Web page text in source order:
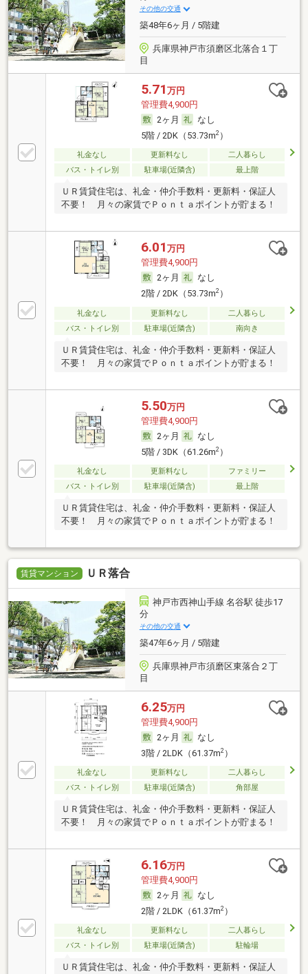
その他の交通
築48年6ヶ月 / 5階建
兵庫県神戸市須磨区北落合１丁
目
5.71 万円
管理費4,900円
2ヶ月
なし
5階 / 2DK（53.73m2）
礼金なし 更新料なし
二人暮らし
バス・トイレ別
駐車場(近隣含) 最上階
ＵＲ賃貸住宅は、礼金・仲介手数料・更新料・保証人
不要！ 月々の家賃でＰｏｎｔａポイントが貯まる！
6.01 万円
管理費4,900円
2ヶ月
なし
2階 / 2DK（53.73m2）
礼金なし 更新料なし
二人暮らし
バス・トイレ別
駐車場(近隣含) 南向き
ＵＲ賃貸住宅は、礼金・仲介手数料・更新料・保証人
不要！ 月々の家賃でＰｏｎｔａポイントが貯まる！
5.50万円
管理費4,900円
2ヶ月
なし
5階 / 3DK（61.26m2）
礼金なし 更新料なし
ファミリー
バス・トイレ別
駐車場(近隣含) 最上階
ＵＲ賃貸住宅は、礼金・仲介手数料・更新料・保証人
不要！ 月々の家賃でＰｏｎｔａポイントが貯まる！
賃貸マンション ＵＲ落合
神戸市西神山手線 名谷駅 徒歩17
分
その他の交通
築47年6ヶ月 / 5階建
兵庫県神戸市須磨区東落合２丁
目
6.25万円
管理費4,900円
2ヶ月
なし
3階 / 2LDK（61.37m2）
礼金なし 更新料なし
二人暮らし
バス・トイレ別
駐車場(近隣含) 角部屋
ＵＲ賃貸住宅は、礼金・仲介手数料・更新料・保証人
不要！ 月々の家賃でＰｏｎｔａポイントが貯まる！
6.16万円
管理費4,900円
2ヶ月
なし
2階 / 2LDK（61.37m2）
礼金なし 更新料なし
二人暮らし
バス・トイレ別
駐車場(近隣含) 駐輪場
ＵＲ賃貸住宅は、礼金・仲介手数料・更新料・保証人